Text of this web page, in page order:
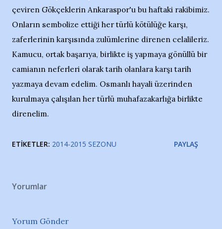
çeviren Gökçeklerin Ankaraspor'u bu haftaki rakibimiz.
Onların sembolize ettiği her türlü kötülüğe karşı,
zaferlerinin karşısında zulümlerine direnen celalileriz.
Kamucu, ortak başarıya, birlikte iş yapmaya gönüllü bir
camianın neferleri olarak tarih olanlara karşı tarih
yazmaya devam edelim. Osmanlı hayali üzerinden
kurulmaya çalışılan her türlü muhafazakarlığa birlikte
direnelim.
ETIKETLER: 2014-2015 SEZONU PAYLAŞ
Yorumlar
Yorum Gönder